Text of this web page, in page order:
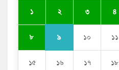
সজীব ওয়াজেদ জয়
১ ২ ৩ ৪
৮ ৯ ১০ ১১
১৫ ১৬ ১৭ ১৮